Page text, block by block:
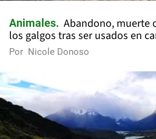
Animales
Abandono, muerte
los galgos tras ser usados en
Por Nicole Donoso